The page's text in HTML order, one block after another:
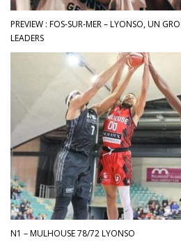
PREVIEW : FOS-SUR-MER – LYONSO, UN
LEADERS
N1 – MULHOUSE 78/72 LYONSO